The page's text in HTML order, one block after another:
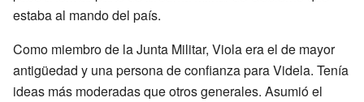
estaba al mando del país.
Como miembro de la Junta Militar, Viola era el de mayor
antigüedad y una persona de confianza para Videla. Tenía
ideas más moderadas que otros generales. Asumió el